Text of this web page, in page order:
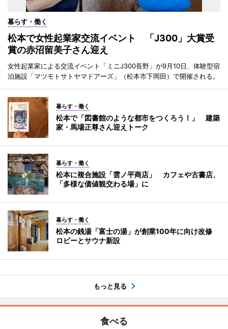
暮らす・働く
松本で女性起業家交流イベント 「J300」大賞受
賞の赤沼留美子さん迎え
女性起業家による交流イベント「ミニJ300長野」が9月10日、体験型宿
泊施設「マツモトサトヤマドアーズ」（松本市下岡田）で開催される。
暮らす・働く
松本で「図書館のような都市をつくろう！」 建築
家・馬場正尊さん迎えトーク
暮らす・働く
松本に複合施設「雲ノ平商店」 カフェや古書店、
「多様な価値観交わる場」に
暮らす・働く
松本の銭湯「富士の湯」が創業100年に向け改修
ロビーとサウナ新設
もっと見る
食べる